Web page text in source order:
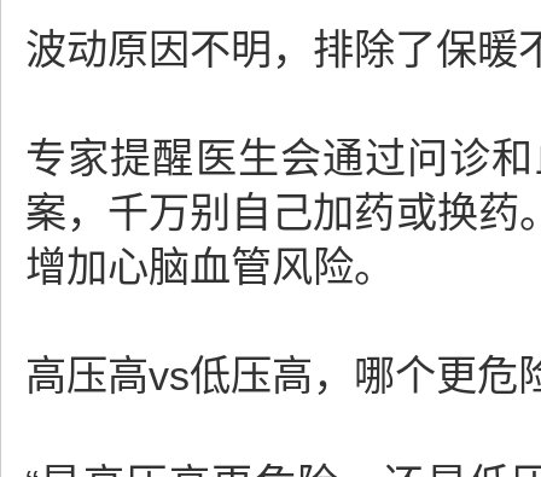
波动原因不明，排除了保暖
专家提醒医生会通过问诊
案，千万别自己加药或换药
增加心脑血管风险。
高压高vs低压高，哪个更危